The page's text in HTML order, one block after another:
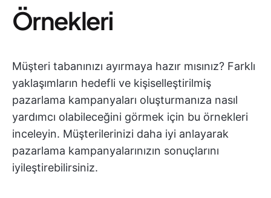
Örnekleri
Müşteri tabanınızı ayırmaya hazır mısınız? Farklı
yaklaşımların hedefli ve kişiselleştirilmiş
pazarlama kampanyaları oluşturmanıza nasıl
yardımcı olabileceğini görmek için bu örnekleri
inceleyin. Müşterilerinizi daha iyi anlayarak
pazarlama kampanyalarınızın sonuçlarını
iyileştirebilirsiniz.